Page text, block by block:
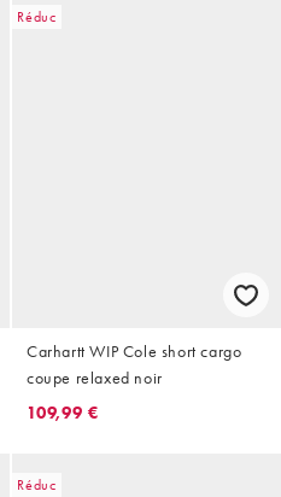
Réduc
Carhartt WIP Cole short cargo
coupe relaxed noir
109,99 €
Réduc